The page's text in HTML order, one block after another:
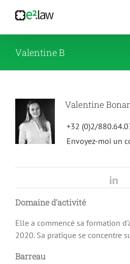
contenu
Valentine B
Valentine
+32 (0)2/
Envoyez-moi un
Domaine d'activité
Elle a commencé sa formation
2020. Sa pratique se concentre
Barreau